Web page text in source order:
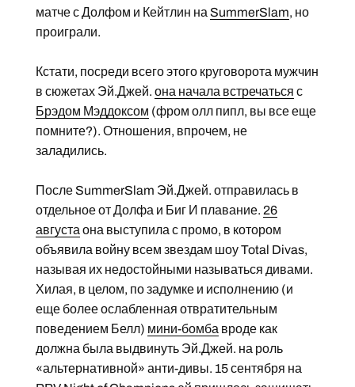
матче с Долфом и Кейтлин на SummerSlam, но
проиграли.
Кстати, посреди всего этого круговорота мужчин
в сюжетах Эй.Джей. она начала встречаться с
Брэдом Мэддоксом (фром олл пипл, вы все еще
помните?). Отношения, впрочем, не
заладились.
После SummerSlam Эй.Джей. отправилась в
отдельное от Долфа и Биг И плавание. 26
августа она выступила с промо, в котором
объявила войну всем звездам шоу Total Divas,
называя их недостойными называться дивами.
Хилая, в целом, по задумке и исполнению (и
еще более ослабленная отвратительным
поведением Белл) мини-бомба вроде как
должна была выдвинуть Эй.Джей. на роль
«альтернативной» анти-дивы. 15 сентября на